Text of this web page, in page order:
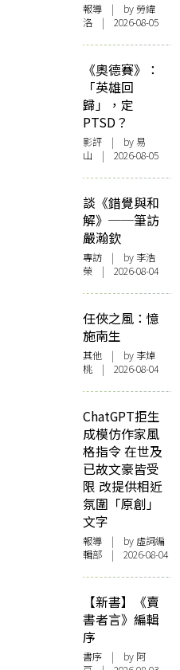
報導 | by 勞緯
洛 | 2026-08-05
《奧德賽》：
「英雄回
歸」，定
PTSD？
影評 | by 易
山 | 2026-08-05
談《錯覺與和
解》──筆訪
嚴瀚欽
專訪 | by 李浩
榮 | 2026-08-04
任俠之風：憶
施南生
其他 | by 李焯
桃 | 2026-08-04
ChatGPT拒生
成模仿作家風
格指令 在世及
已故文豪皆受
限 改提供相近
氛圍「原創」
文字
報導 | by 虛詞編
輯部 | 2026-08-04
【新書】《賣
書者言》編輯
序
書序 | by 阿